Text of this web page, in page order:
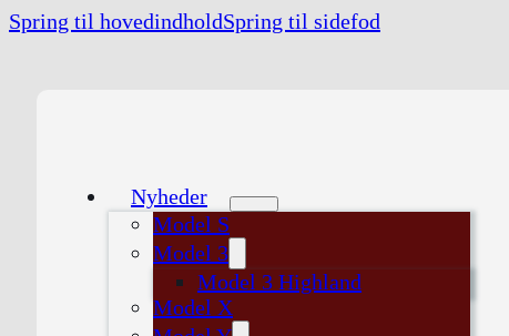
Spring til hovedindholdSpring til sidefod
Nyheder
Model S
Model 3
Model 3 Highland
Model X